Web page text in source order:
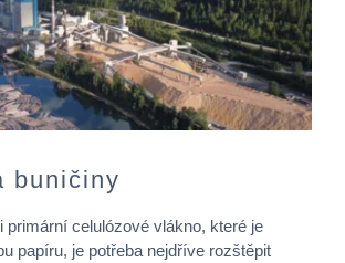
buničiny
celulózové vlákno, které je
papíru, je potřeba nejdříve rozštěpit